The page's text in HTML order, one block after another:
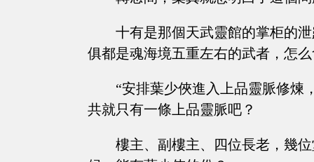
十有是那個天武靈館的掌柜的
俱都是魂海境五重左右的武者，怎
“安排葉少俠進入上品靈脈修煉
共就只有一條上品靈脈吧？
樓主、副樓主、四位長老，幾